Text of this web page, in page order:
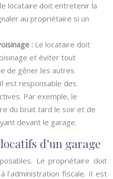
locataire doit entretenir la
au propriétaire si un
: Le locataire doit
et éviter tout
de gêner les autres
est responsable des
Par exemple, le
du bruit tard le soir et de
devant le garage.
d’un garage
Le propriétaire doit
l’administration fiscale. Il est